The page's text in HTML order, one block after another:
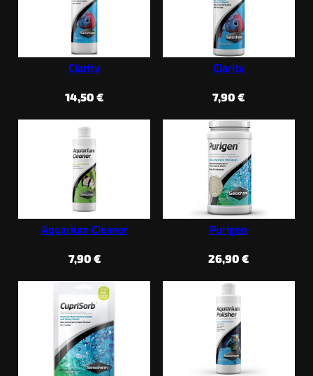
Clarity
14,50€
Clarity
7,90€
Aquarium Cleaner
7,90 €
Purigen
26,90€